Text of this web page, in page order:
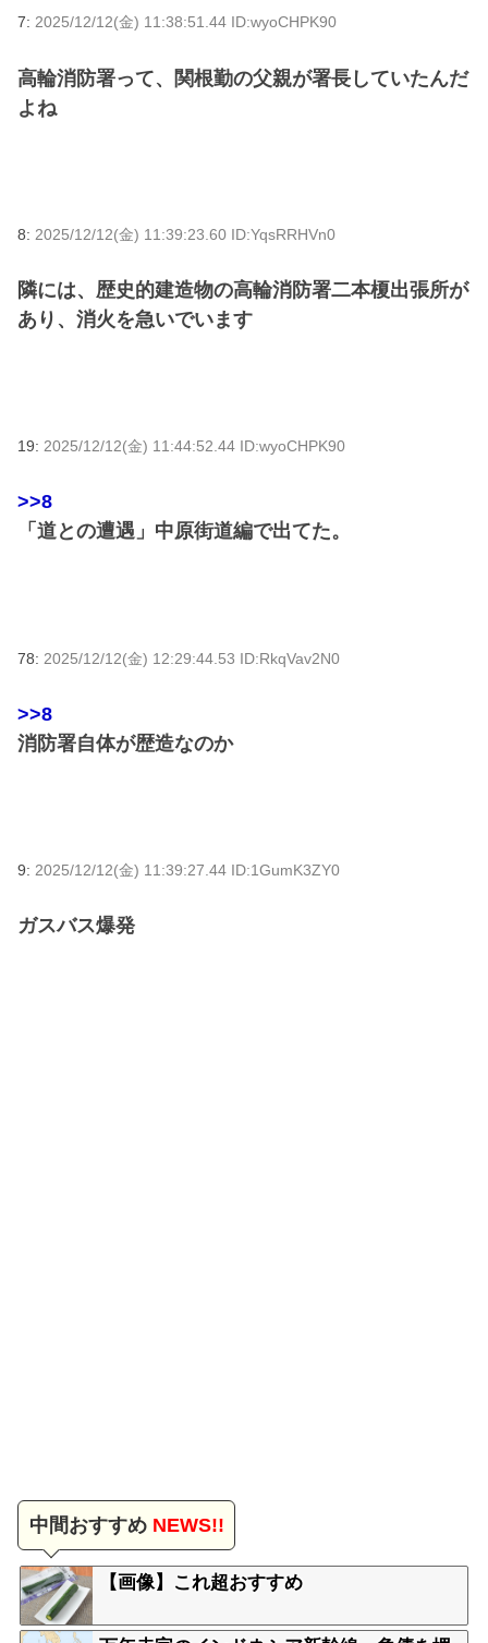
7: 2025/12/12(金) 11:38:51.44 ID:wyoCHPK90
高輪消防署って、関根勤の父親が署長していたんだ
よね
8: 2025/12/12(金) 11:39:23.60 ID:YqsRRHVn0
隣には、歴史的建造物の高輪消防署二本榎出張所が
あり、消火を急いでいます
19: 2025/12/12(金) 11:44:52.44 ID:wyoCHPK90
>>8
「道との遭遇」中原街道編で出てた。
78: 2025/12/12(金) 12:29:44.53 ID:RkqVav2N0
>>8
消防署自体が歴造なのか
9: 2025/12/12(金) 11:39:27.44 ID:1GumK3ZY0
ガスバス爆発
中間おすすめNEWS!!
【画像】これ超おすすめ